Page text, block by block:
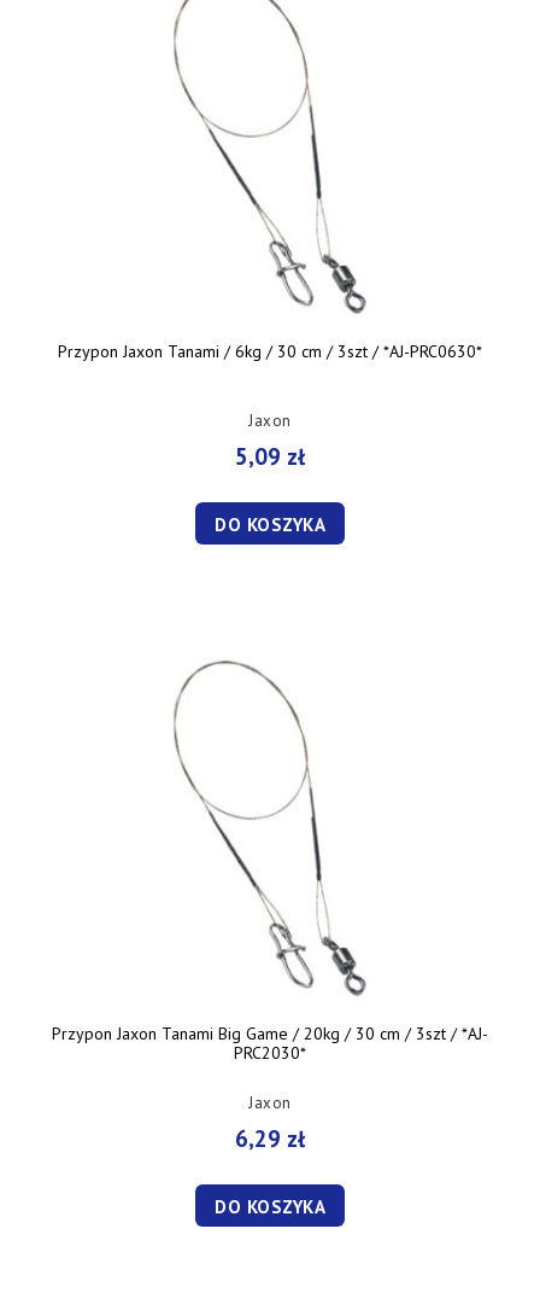
Przypon Jaxon Tanami / 6kg / 30 cm / 3szt / *AJ-PRC0630*
Jaxon
5,09 zł
DO KOSZYKA
Przypon Jaxon Tanami Big Game / 20kg / 30 cm / 3szt / *AJ-
PRC2030*
Jaxon
6,29 zł
DO KOSZYKA